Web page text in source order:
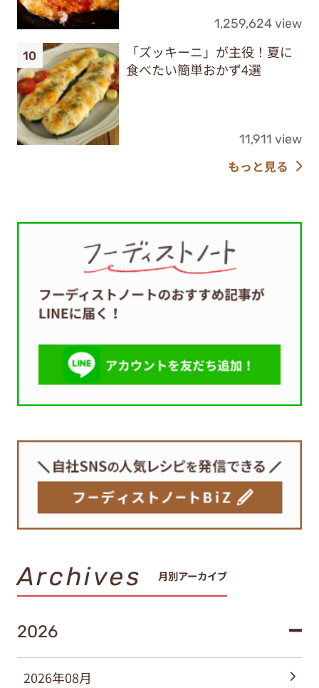
1,259,624 view
「ズッキーニ」が主役！夏に
食べたい簡単おかず4選
11,911 view
もっと見る
Archives 月別アーカイブ
2026
2026年08月